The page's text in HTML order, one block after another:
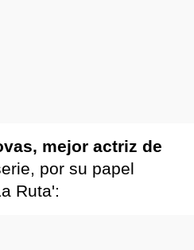
mejor actriz de
por su papel
Ruta':